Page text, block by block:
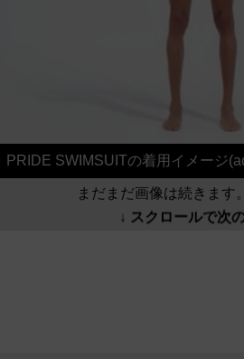
PRIDE SWIMSUITの着用イメージ
まだまだ画像は続きます
↓ スクロールで次